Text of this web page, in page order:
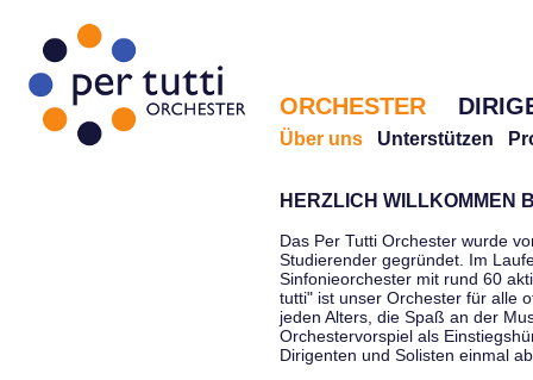
ORCHESTER
Über uns Unterstützen
HERZLICH WILLKOMMEN
Das Per Tutti Orchester wurde
Studierender gegründet. Im
Sinfonieorchester mit rund 60
tutti" ist unser Orchester für alle
jeden Alters, die Spaß an der
Orchestervorspiel als
Dirigenten und Solisten einmal